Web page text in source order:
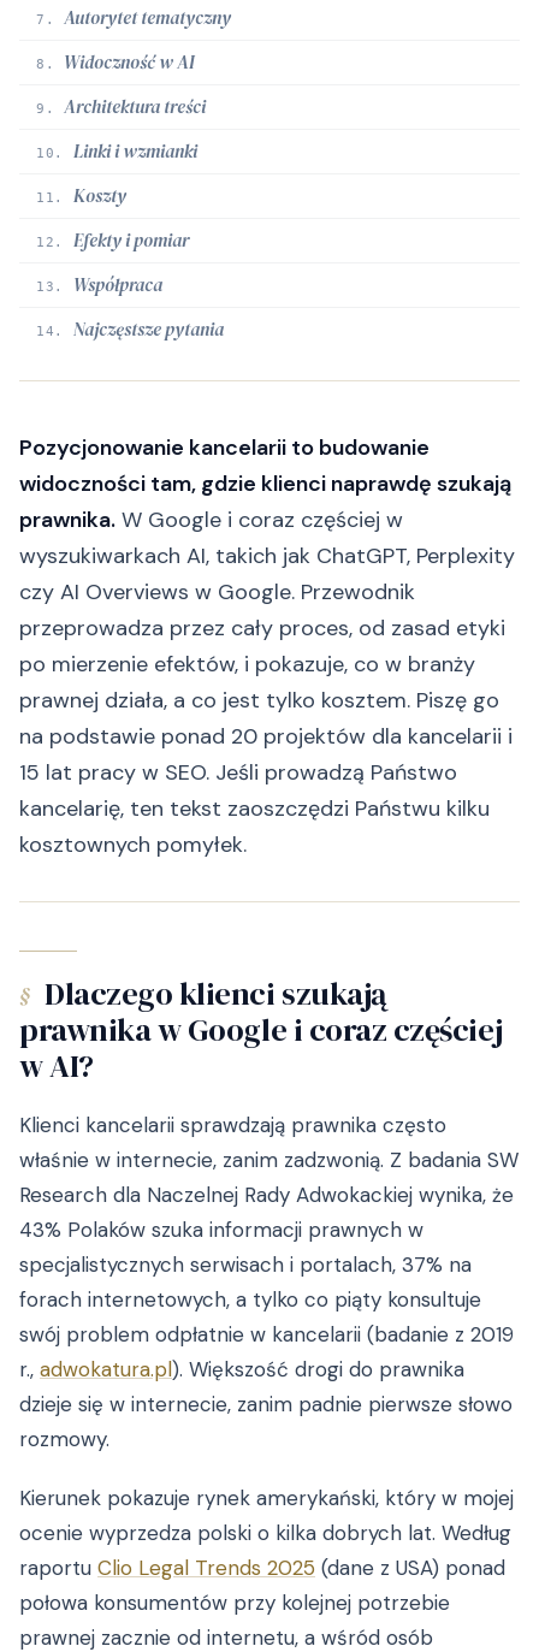
Pozycjonowanie kancelarii to budowanie
widoczności tam, gdzie klienci naprawdę szukają
prawnika. W Google i coraz częściej w
wyszukiwarkach AI, takich jak ChatGPT, Perplexity
czy AI Overviews w Google. Przewodnik
przeprowadza przez cały proces, od zasad etyki
po mierzenie efektów, i pokazuje, co w branży
prawnej działa, a co jest tylko kosztem. Piszę go
na podstawie ponad 20 projektów dla kancelarii i
15 lat pracy w SEO. Jeśli prowadzą Państwo
kancelarię, ten tekst zaoszczędzi Państwu kilku
kosztownych pomyłek.
§ Dlaczego klienci szukają
prawnika w Google i coraz częściej
w AI?
Klienci kancelarii sprawdzają prawnika często
właśnie w internecie, zanim zadzwonią. Z badania SW
Research dla Naczelnej Rady Adwokackiej wynika, że
43% Polaków szuka informacji prawnych w
specjalistycznych serwisach i portalach, 37% na
forach internetowych, a tylko co piąty konsultuje
swój problem odpłatnie w kancelarii (badanie z 2019
r., adwokatura.pl). Większość drogi do prawnika
dzieje się w internecie, zanim padnie pierwsze słowo
rozmowy.
Kierunek pokazuje rynek amerykański, który w mojej
ocenie wyprzedza polski o kilka dobrych lat. Według
raportu Clio Legal Trends 2025 (dane z USA) ponad
połowa konsumentów przy kolejnej potrzebie
prawnej zacznie od internetu, a wśród osób
7. Autorytet tematyczny
8. Widoczność w AI
9. Architektura treści
10. Linki i wzmianki
11. Koszty
12. Efekty i pomiar
13. Współpraca
14. Najczęstsze pytania